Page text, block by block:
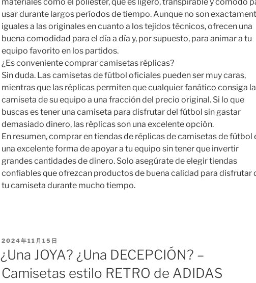
usar durante largos períodos de tiempo. Aunque no son
iguales a las originales en cuanto a los tejidos técnicos, ofrecen una
buena comodidad para el día a día y, por supuesto, para animar a tu
equipo favorito en los partidos.
¿Es conveniente comprar camisetas réplicas?
Sin duda. Las camisetas de fútbol oficiales pueden ser muy caras,
mientras que las réplicas permiten que cualquier fanático consiga la
camiseta de su equipo a una fracción del precio original. Si lo que
buscas es tener una camiseta para disfrutar del fútbol sin gastar
demasiado dinero, las réplicas son una excelente opción.
En resumen, comprar en tiendas de réplicas de camisetas de fútbol
una excelente forma de apoyar a tu equipo sin tener que invertir
grandes cantidades de dinero. Solo asegúrate de elegir tiendas
confiables que ofrezcan productos de buena calidad para disfrutar
tu camiseta durante mucho tiempo.
PUBLICADO
EL
2024年11月15日
¿Una JOYA? ¿Una DECEPCIÓN? –
Camisetas estilo RETRO de ADIDAS